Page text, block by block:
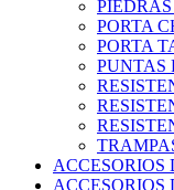
PORTA
PORTA
PUNTAS
ACCESORIOS
ACCESORIOS